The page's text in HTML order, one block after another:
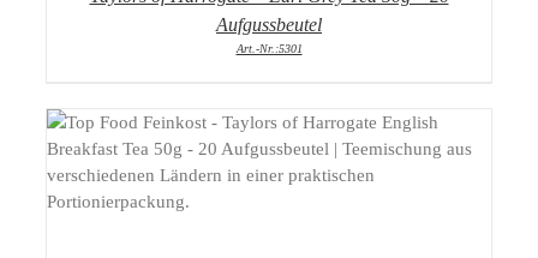
Aufgussbeutel
Art.-Nr.:5301
DETAILS